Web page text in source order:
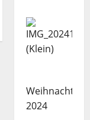
2024